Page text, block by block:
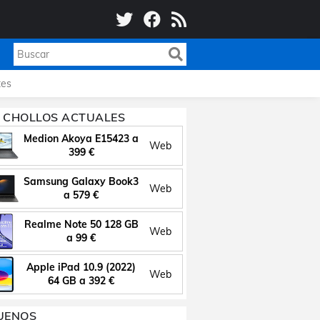
CHOLLOS ACTUALES
Medion Akoya E15423 a
399 €
Web
Samsung Galaxy Book3
a 579 €
Web
Realme Note 50 128 GB
a 99 €
Web
Apple iPad 10.9 (2022)
64 GB a 392 €
Web